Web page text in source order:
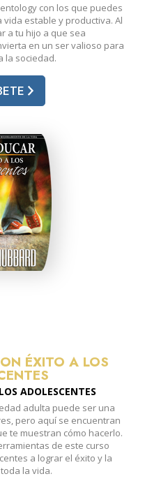
con los que puedes
estable y productiva. Al
a tu hijo a que sea
en un ser valioso para
la sociedad.
ÉXITO A LOS
ADOLESCENTES
adulta puede ser una
pero aquí se encuentran
te muestran cómo hacerlo.
de este curso
a lograr el éxito y la
la vida.